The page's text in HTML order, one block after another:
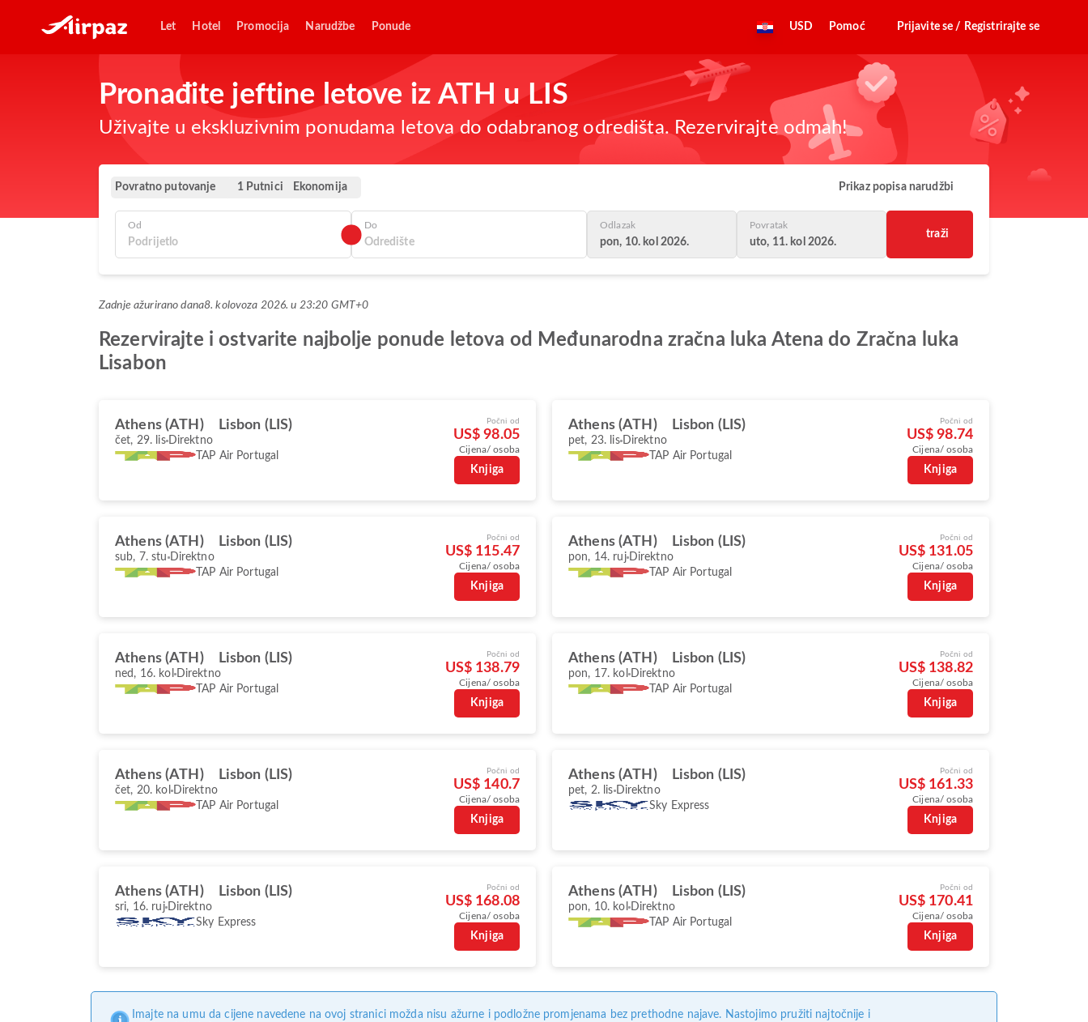
Let Hotel Promocija Narudžbe Ponude USD Pomoć Prijavite se / Registrirajte se
Pronađite jeftine letove iz ATH u LIS
Uživajte u ekskluzivnim ponudama letova do odabranog odredišta. Rezervirajte odmah!
Povratno putovanje 1 Putnici Ekonomija Prikaz popisa narudžbi
Od Do Odlazak
pon, 10. kol 2026.
Povratak
uto, 11. kol 2026.
traži
Zadnje ažurirano dana8. kolovoza 2026. u 23:20 GMT+0
Rezervirajte i ostvarite najbolje ponude letova od Međunarodna zračna luka Atena do Zračna luka
Lisabon
Athens (ATH) Lisbon (LIS)
čet, 29. lis Direktno
TAP Air Portugal
Počni od
US$ 98.05
Cijena/ osoba
Knjiga
Athens (ATH) Lisbon (LIS)
pet, 23. lis Direktno
TAP Air Portugal
Počni od
US$ 98.74
Cijena/ osoba
Knjiga
Athens (ATH) Lisbon (LIS)
sub, 7. stu Direktno
TAP Air Portugal
Počni od
US$ 115.47
Cijena/ osoba
Knjiga
Athens (ATH) Lisbon (LIS)
pon, 14. ruj Direktno
TAP Air Portugal
Počni od
US$ 131.05
Cijena/ osoba
Knjiga
Athens (ATH) Lisbon (LIS)
ned, 16. kol Direktno
TAP Air Portugal
Počni od
US$ 138.79
Cijena/ osoba
Knjiga
Athens (ATH) Lisbon (LIS)
pon, 17. kol Direktno
TAP Air Portugal
Počni od
US$ 138.82
Cijena/ osoba
Knjiga
Athens (ATH) Lisbon (LIS)
čet, 20. kol Direktno
TAP Air Portugal
Počni od
US$ 140.7
Cijena/ osoba
Knjiga
Athens (ATH) Lisbon (LIS)
pet, 2. lis Direktno
Sky Express
Počni od
US$ 161.33
Cijena/ osoba
Knjiga
Athens (ATH) Lisbon (LIS)
sri, 16. ruj Direktno
Sky Express
Počni od
US$ 168.08
Cijena/ osoba
Knjiga
Athens (ATH) Lisbon (LIS)
pon, 10. kol Direktno
TAP Air Portugal
Počni od
US$ 170.41
Cijena/ osoba
Knjiga
Imajte na umu da cijene navedene na ovoj stranici možda nisu ažurne i podložne promjenama bez prethodne najave. Nastojimo pružiti najtočnije i